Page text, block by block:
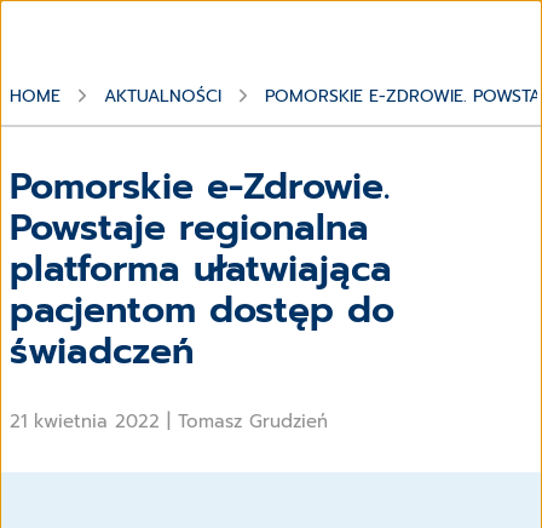
HOME AKTUALNOŚCI POMORSKIE E-ZDROWIE.
Pomorskie e-Zdrowie.
Powstaje regionalna
platforma ułatwiająca
pacjentom dostęp do
świadczeń
21 kwietnia 2022 Tomasz Grudzień